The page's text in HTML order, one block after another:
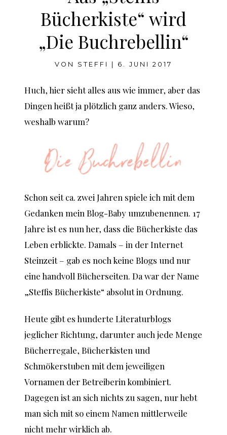
Bücherkiste“ wird
„Die Buchrebellin“
VON STEFFI | 6. JUNI 2017
Huch, hier sieht alles aus wie immer, aber das
Dingen heißt ja plötzlich ganz anders. Wieso,
weshalb warum?
Schon seit ca. zwei Jahren spiele ich mit dem
Gedanken mein Blog-Baby umzubenennen. 17
Jahre ist es nun her, dass die Bücherkiste das
Leben erblickte. Damals – in der Internet
Steinzeit – gab es noch keine Blogs und nur
eine handvoll Bücherseiten. Da war der Name
„Steffis Bücherkiste“ absolut in Ordnung.
Heute gibt es hunderte Literaturblogs
jeglicher Richtung, darunter auch jede Menge
Bücherregale, Bücherkisten und
Schmökerstuben mit dem jeweiligen
Vornamen der Betreiberin kombiniert.
Dagegen ist an sich nichts zu sagen, nur hebt
man sich mit so einem Namen mittlerweile
nicht mehr wirklich ab.